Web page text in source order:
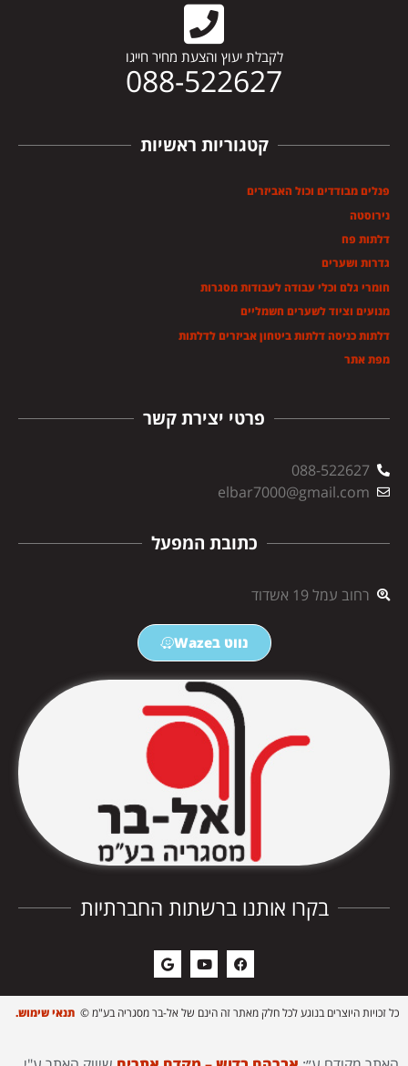
לקבלת יעוץ והצעת מחיר חייגו
088-522627
בקרו אותנו ברשתות החברתיות
פרטי יצירת קשר
088-522627
elbar7000@gmail.com
כתובת המפעל
רחוב עמל 19 אשדוד
נווט בWaze
קטגוריות ראשיות
פנלים מבודדים וכול האביזרים
נירוסטה
דלתות פח
גדרות ושערים
חומרי גלם וכלי עבודה לעבודות מסגרות
מנועים וציוד לשערים חשמליים
דלתות כניסה דלתות ביטחון אביזרים לדלתות
מפת אתר
כל זכויות היוצרים בנוגע לכל חלק מאתר זה הינם של אל-בר מסגריה בע"מ © תנאי שימוש.